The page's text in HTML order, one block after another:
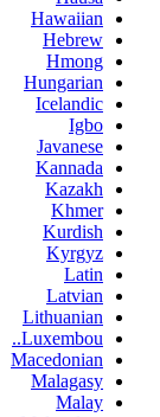
Hawaiian
Hebrew
Hmong
Hungarian
Icelandic
Igbo
Javanese
Kannada
Kazakh
Khmer
Kurdish
Kyrgyz
Latin
Latvian
Lithuanian
Luxembou..
Macedonian
Malagasy
Malay